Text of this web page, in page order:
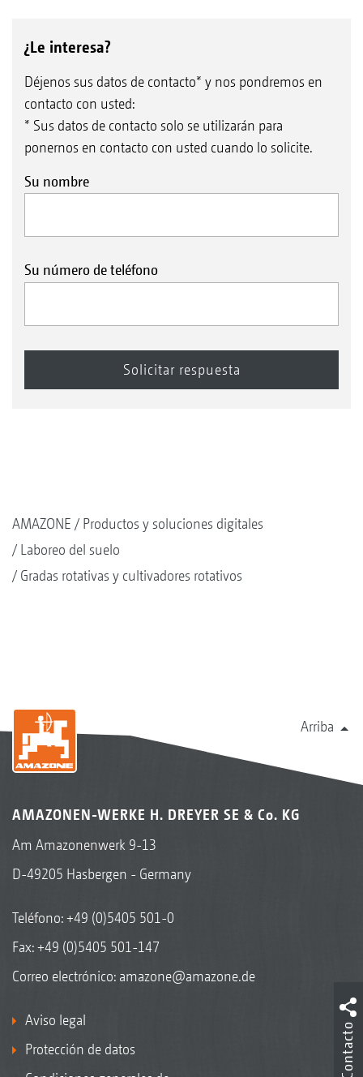
¿Le interesa?
Déjenos sus datos de contacto* y nos pondremos en
contacto con usted:
* Sus datos de contacto solo se utilizarán para
ponernos en contacto con usted cuando lo solicite.
Su nombre
Su número de teléfono
AMAZONE
Productos y soluciones digitales
Laboreo del suelo
Gradas rotativas y cultivadores rotativos
Arriba
AMAZONEN-WERKE H. DREYER SE & Co. KG
Am Amazonenwerk 9-13
D-49205 Hasbergen - Germany
Teléfono:+49 (0)5405 501-0
Fax: +49 (0)5405 501-147
Correo electrónico: amazone@amazone.de
Aviso legal
Protección de datos
Contacto